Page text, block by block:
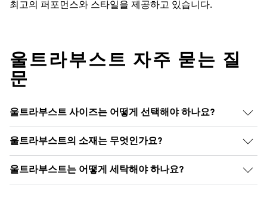
최고의 퍼포먼스와 스타일을 제공하고 있습니다.
울트라부스트​ 자주 묻는 질
문
울트라부스트 사이즈는 어떻게 선택해야 하나요?
울트라부스트의 소재는 무엇인가요?
울트라부스트는 어떻게 세탁해야 하나요?